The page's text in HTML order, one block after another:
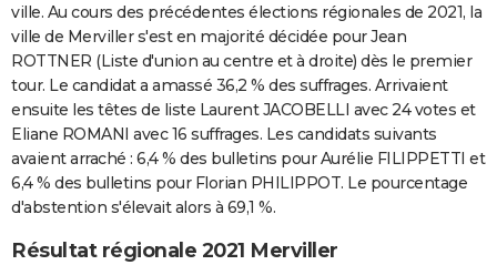
Bricolage
Lifestyle
Culture
Sport
Auto
Television
Voyage
Cinema
ville. Au cours des précédentes élections régionales de 2021, la
ville de Merviller s'est en majorité décidée pour Jean
ROTTNER (Liste d'union au centre et à droite) dès le premier
tour. Le candidat a amassé 36,2 % des suffrages. Arrivaient
ensuite les têtes de liste Laurent JACOBELLI avec 24 votes et
Eliane ROMANI avec 16 suffrages. Les candidats suivants
avaient arraché : 6,4 % des bulletins pour Aurélie FILIPPETTI et
6,4 % des bulletins pour Florian PHILIPPOT. Le pourcentage
d'abstention s'élevait alors à 69,1 %.
Résultat régionale 2021 Merviller